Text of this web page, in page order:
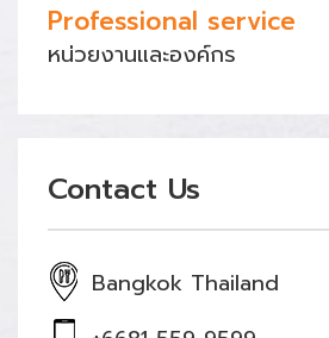
Professional service
หน่วยงานและองค์กร
Contact Us
Bangkok Thailand